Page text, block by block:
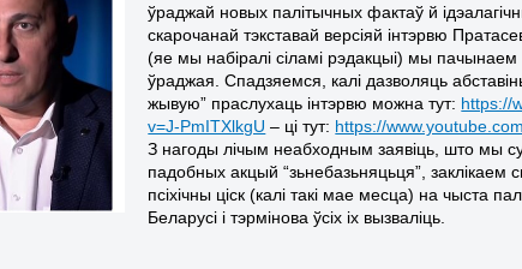
ўраджай новых палітычных фактаў й
скарочанай тэкставай версіяй інтэрвю
(яе мы набіралі сіламі рэдакцыі) мы пачынаем
ўраджая. Спадзяемся, калі дазволяць
жывую” праслухаць інтэрвю можна тут: https://
v=J-PmITXlkgU – ці тут: https://
З нагоды лічым неабходным заявіць, што мы
падобных акцый “зьнебазьняцьця”, заклікаем
псіхічны ціск (калі такі мае месца) на чыста
Беларусі і тэрмінова ўсіх іх вызваліць.